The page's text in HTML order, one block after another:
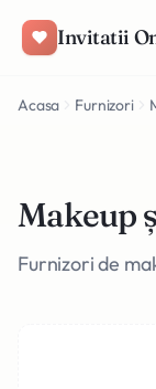
Invitatii
Acasa Furnizori
Makeup
Furnizori de